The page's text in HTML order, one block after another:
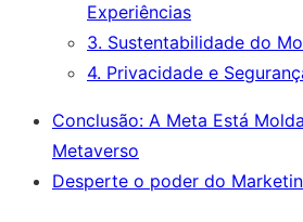
Experiências
3. Sustentabilidade do
4. Privacidade e
Conclusão: A Meta Está
Metaverso
Desperte o poder do